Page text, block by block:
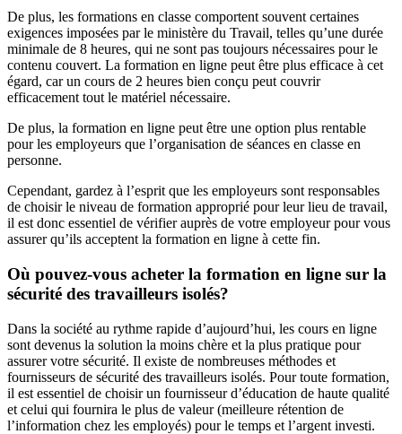
De plus, les formations en classe comportent souvent certaines
exigences imposées par le ministère du Travail, telles qu’une durée
minimale de 8 heures, qui ne sont pas toujours nécessaires pour le
contenu couvert. La formation en ligne peut être plus efficace à cet
égard, car un cours de 2 heures bien conçu peut couvrir
efficacement tout le matériel nécessaire.
De plus, la formation en ligne peut être une option plus rentable
pour les employeurs que l’organisation de séances en classe en
personne.
Cependant, gardez à l’esprit que les employeurs sont responsables
de choisir le niveau de formation approprié pour leur lieu de travail,
il est donc essentiel de vérifier auprès de votre employeur pour vous
assurer qu’ils acceptent la formation en ligne à cette fin.
Où pouvez-vous acheter la formation en ligne sur la
sécurité des travailleurs isolés?
Dans la société au rythme rapide d’aujourd’hui, les cours en ligne
sont devenus la solution la moins chère et la plus pratique pour
assurer votre sécurité. Il existe de nombreuses méthodes et
fournisseurs de sécurité des travailleurs isolés. Pour toute formation,
il est essentiel de choisir un fournisseur d’éducation de haute qualité
et celui qui fournira le plus de valeur (meilleure rétention de
l’information chez les employés) pour le temps et l’argent investi.